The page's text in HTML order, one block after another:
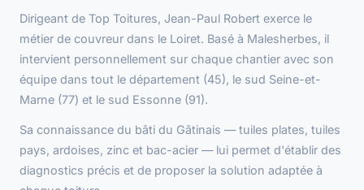
Dirigeant de Top Toitures, Jean-Paul Robert exerce le
métier de couvreur dans le Loiret. Basé à Malesherbes, il
intervient personnellement sur chaque chantier avec son
équipe dans tout le département (45), le sud Seine-et-
Marne (77) et le sud Essonne (91).
Sa connaissance du bâti du Gâtinais — tuiles plates, tuiles
pays, ardoises, zinc et bac-acier — lui permet d'établir des
diagnostics précis et de proposer la solution adaptée à